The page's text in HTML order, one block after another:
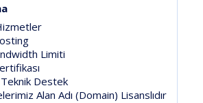
01
Hizmetler
Hosting
Bandwidth Limiti
Sertifikası
Teknik Destek
Sitelerimiz Alan Adı (Domain) Lisanslıdır